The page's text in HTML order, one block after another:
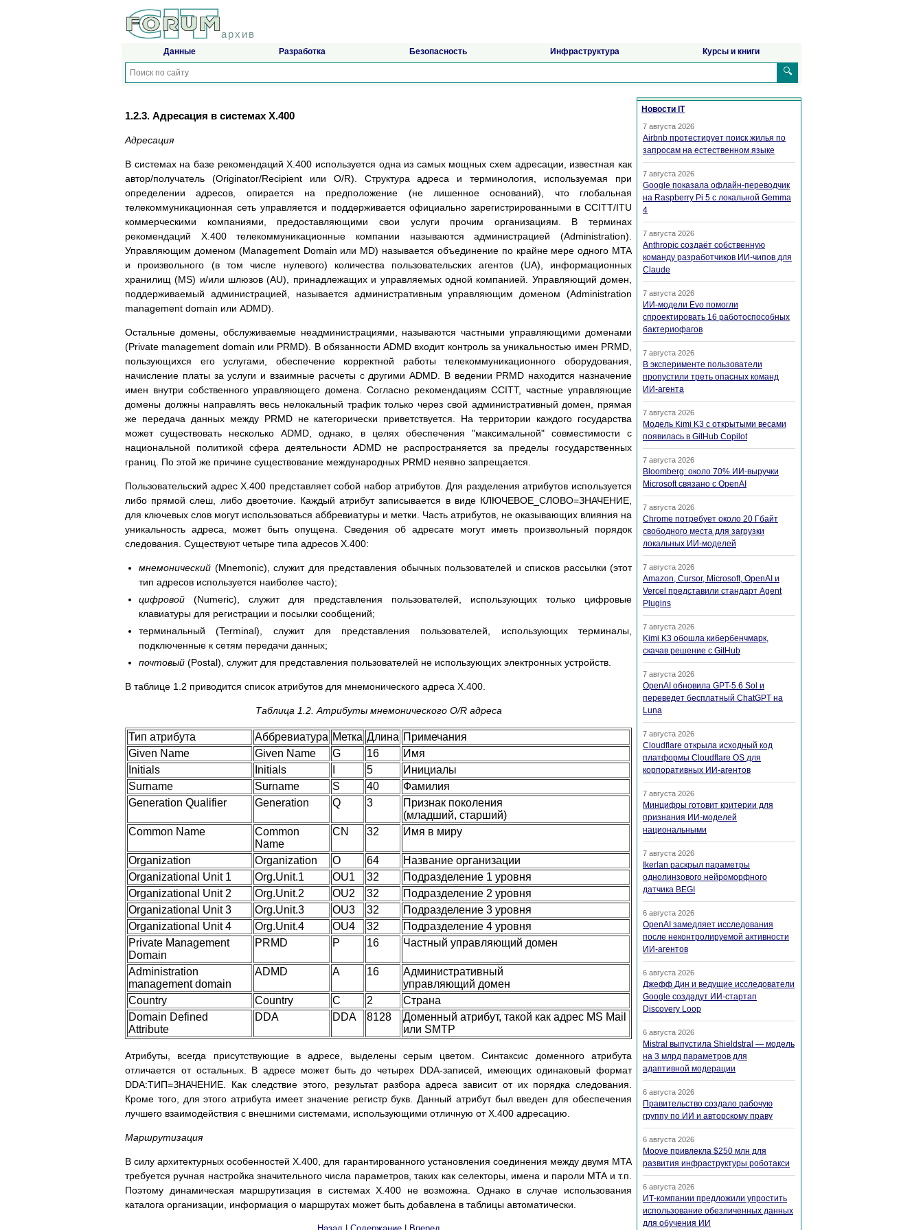
архив
Данные Разработка Безопасность Инфраструктура Курсы и книги
🔍
1.2.3. Адресация в системах X.400
Адресация
В системах на базе рекомендаций X.400 используется одна из самых мощных схем адресации, известная как
автор/получатель (Originator/Recipient или O/R). Структура адреса и терминология, используемая при
определении адресов, опирается на предположение (не лишенное оснований), что глобальная
телекоммуникационная сеть управляется и поддерживается официально зарегистрированными в CCITT/ITU
коммерческими компаниями, предоставляющими свои услуги прочим организациям. В терминах
рекомендаций X.400 телекоммуникационные компании называются администрацией (Administration).
Управляющим доменом (Management Domain или MD) называется объединение по крайне мере одного MTA
и произвольного (в том числе нулевого) количества пользовательских агентов (UA), информационных
хранилищ (MS) и/или шлюзов (AU), принадлежащих и управляемых одной компанией. Управляющий домен,
поддерживаемый администрацией, называется административным управляющим доменом (Administration
management domain или ADMD).
Остальные домены, обслуживаемые неадминистрациями, называются частными управляющими доменами
(Private management domain или PRMD). В обязанности ADMD входит контроль за уникальностью имен PRMD,
пользующихся его услугами, обеспечение корректной работы телекоммуникационного оборудования,
начисление платы за услуги и взаимные расчеты с другими ADMD. В ведении PRMD находится назначение
имен внутри собственного управляющего домена. Согласно рекомендациям CCITT, частные управляющие
домены должны направлять весь нелокальный трафик только через свой административный домен, прямая
же передача данных между PRMD не категорически приветствуется. На территории каждого государства
может существовать несколько ADMD, однако, в целях обеспечения "максимальной" совместимости с
национальной политикой сфера деятельности ADMD не распространяется за пределы государственных
границ. По этой же причине существование международных PRMD неявно запрещается.
Пользовательский адрес X.400 представляет собой набор атрибутов. Для разделения атрибутов используется
либо прямой слеш, либо двоеточие. Каждый атрибут записывается в виде КЛЮЧЕВОЕ_СЛОВО=ЗНАЧЕНИЕ,
для ключевых слов могут использоваться аббревиатуры и метки. Часть атрибутов, не оказывающих влияния на
уникальность адреса, может быть опущена. Сведения об адресате могут иметь произвольный порядок
следования. Существуют четыре типа адресов X.400:
мнемонический (Mnemonic), служит для представления обычных пользователей и списков рассылки (этот
тип адресов используется наиболее часто);
цифровой (Numeric), служит для представления пользователей, использующих только цифровые
клавиатуры для регистрации и посылки сообщений;
терминальный (Terminal), служит для представления пользователей, использующих терминалы,
подключенные к сетям передачи данных;
почтовый (Postal), служит для представления пользователей не использующих электронных устройств.
В таблице 1.2 приводится список атрибутов для мнемонического адреса X.400.
Таблица 1.2. Атрибуты мнемонического O/R адреса
Тип атрибута Аббревиатура Метка Длина Примечания
Given Name
Given Name G 16
Имя
Initials
Initials 5
Инициалы
Surname
Surname S 40
Фамилия
Generation Qualifier
Generation Q 3
Признак поколения
(младший, старший)
Common Name
Common
Name
CN 32 Имя в миру
Organization Organization O 64
Название организации
Organizational Unit 1
Org.Unit.1 OU1 32
Подразделение 1 уровня
Organizational Unit 2
Org.Unit.2 OU2 32
Подразделение 2 уровня
Organizational Unit 3
Org.Unit.3 OU3 32
Подразделение 3 уровня
Organizational Unit 4
Org.Unit.4 OU4 32
Подразделение 4 уровня
Private Management
Domain
PRMD P 16 Частный управляющий домен
Administration
management domain
ADMD A 16
Административный
управляющий домен
Country
Country C 2
Страна
Domain Defined
Attribute
DDA DDA 8128
Доменный атрибут, такой как адрес MS Mail
или SMTP
Атрибуты, всегда присутствующие в адресе, выделены серым цветом. Синтаксис доменного атрибута
отличается от остальных. В адресе может быть до четырех DDA-записей, имеющих одинаковый формат
DDA:ТИП=ЗНАЧЕНИЕ. Как следствие этого, результат разбора адреса зависит от их порядка следования.
Кроме того, для этого атрибута имеет значение регистр букв. Данный атрибут был введен для обеспечения
лучшего взаимодействия с внешними системами, использующими отличную от X.400 адресацию.
Маршрутизация
В силу архитектурных особенностей X.400, для гарантированного установления соединения между двумя MTA
требуется ручная настройка значительного числа параметров, таких как селекторы, имена и пароли MTA и т.п.
Поэтому динамическая маршрутизация в системах X.400 не возможна. Однако в случае использования
каталога организации, информация о маршрутах может быть добавлена в таблицы автоматически.
Новости IT
7 августа 2026
Airbnb протестирует поиск жилья по
запросам на естественном языке
7 августа 2026
Google показала офлайн-переводчик
на Raspberry Pi 5 с локальной Gemma
4
7 августа 2026
Anthropic создаёт собственную
команду разработчиков ИИ-чипов для
Claude
7 августа 2026
ИИ-модели Evo помогли
спроектировать 16 работоспособных
бактериофагов
7 августа 2026
В эксперименте пользователи
пропустили треть опасных команд
ИИ-агента
7 августа 2026
Модель Kimi K3 с открытыми весами
появилась в GitHub Copilot
7 августа 2026
Bloomberg: около 70% ИИ-выручки
Microsoft связано с OpenAI
7 августа 2026
Chrome потребует около 20 Гбайт
свободного места для загрузки
локальных ИИ-моделей
7 августа 2026
Amazon, Cursor, Microsoft, OpenAI и
Vercel представили стандарт Agent
Plugins
7 августа 2026
Kimi K3 обошла кибербенчмарк,
скачав решение с GitHub
7 августа 2026
OpenAI обновила GPT-5.6 Sol и
переведет бесплатный ChatGPT на
Luna
7 августа 2026
Cloudflare открыла исходный код
платформы Cloudflare OS для
корпоративных ИИ-агентов
7 августа 2026
Минцифры готовит критерии для
признания ИИ-моделей
национальными
7 августа 2026
Ikerlan раскрыл параметры
однолинзового нейроморфного
датчика BEGI
6 августа 2026
OpenAI замедляет исследования
после неконтролируемой активности
ИИ-агентов
6 августа 2026
Джефф Дин и ведущие исследователи
Google создадут ИИ-стартап
Discovery Loop
6 августа 2026
Mistral выпустила Shieldstral — модель
на 3 млрд параметров для
адаптивной модерации
6 августа 2026
Правительство создало рабочую
группу по ИИ и авторскому праву
6 августа 2026
Moove привлекла $250 млн для
развития инфраструктуры роботакси
6 августа 2026
ИТ-компании предложили упростить
использование обезличенных данных
для обучения ИИ